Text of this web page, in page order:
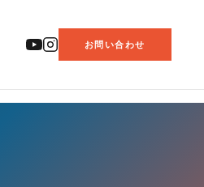
お問い合わせ